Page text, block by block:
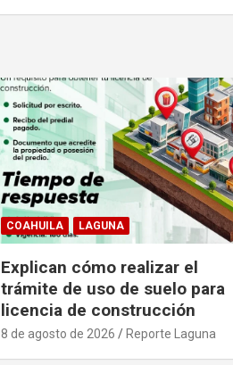
COAHUILA LAGUNA
Explican cómo realizar el
trámite de uso de suelo para
licencia de construcción
8 de agosto de 2026 Reporte Laguna